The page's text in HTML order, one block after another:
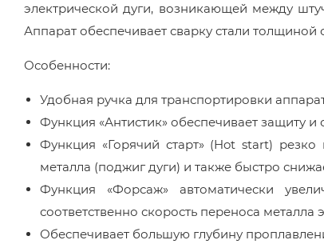
электрической дуги, возникающей между
Аппарат обеспечивает сварку стали
Особенности:
Удобная ручка для транспортировки
Функция «Антистик» обеспечивает защиту
Функция «Горячий старт» (Hot start)
металла (поджиг дуги) и также быстро
Функция «Форсаж» автоматически
соответственно скорость переноса металла
Обеспечивает большую глубину